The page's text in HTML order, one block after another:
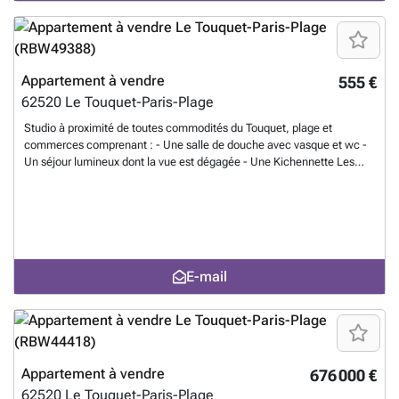
555 €
Appartement à vendre
62520 Le Touquet-Paris-Plage
Studio à proximité de toutes commodités du Touquet, plage et
commerces comprenant : - Une salle de douche avec vasque et wc -
Un séjour lumineux dont la vue est dégagée - Une Kichennette Les
E-mail
676 000 €
Appartement à vendre
62520 Le Touquet-Paris-Plage